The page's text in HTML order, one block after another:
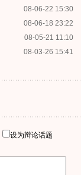
08-06-22 15:30
08-06-18 23:22
08-05-21 11:10
08-03-26 15:41
设为辩论话题